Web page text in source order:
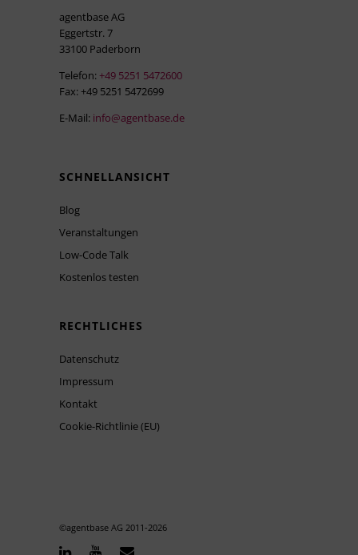
agentbase AG
Eggertstr. 7
33100 Paderborn
Telefon: +49 5251 5472600
Fax: +49 5251 5472699
E-Mail: info@agentbase.de
SCHNELLANSICHT
Blog
Veranstaltungen
Low-Code Talk
Kostenlos testen
RECHTLICHES
Datenschutz
Impressum
Kontakt
Cookie-Richtlinie (EU)
©agentbase AG 2011-2026